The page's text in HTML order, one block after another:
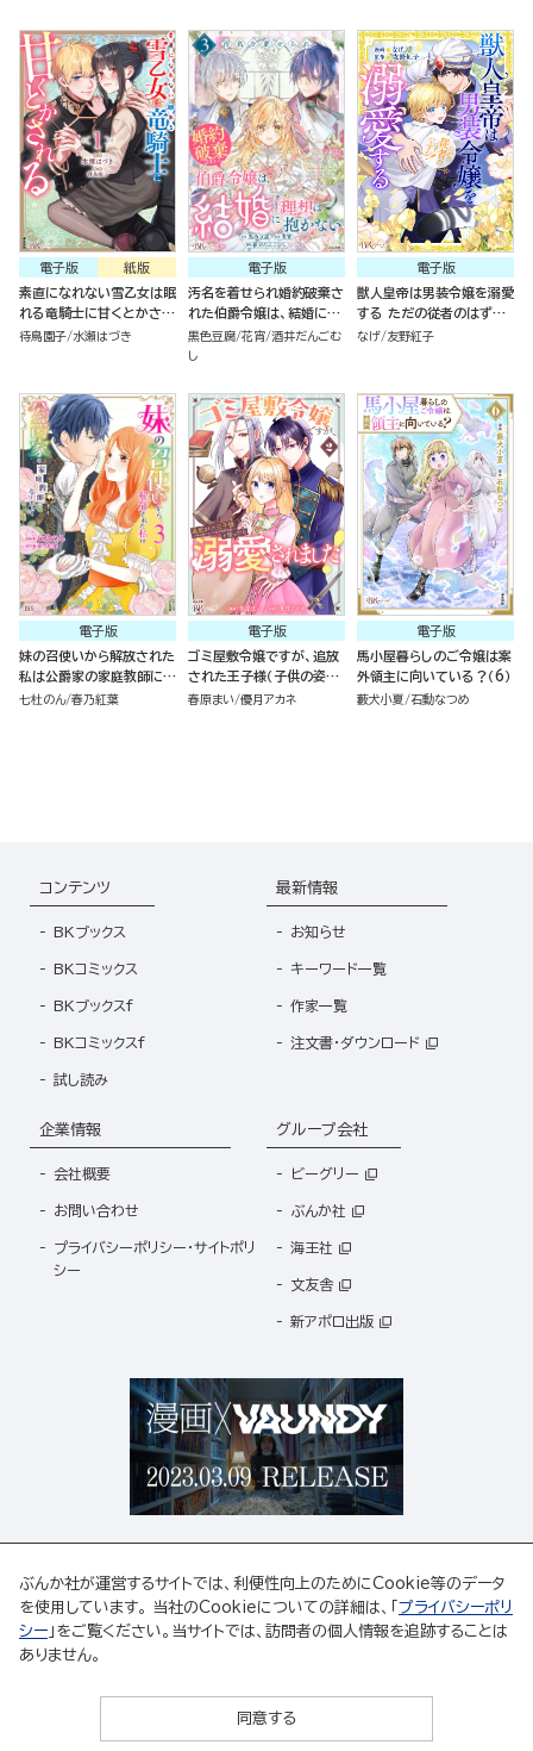
ク版 （2）
紙版
電子版
素直になれない雪乙女は眠
れる竜騎士に甘くとかされ
る（１）
待鳥園子 水瀬はづき
電子版
汚名を着せられ婚約破棄さ
れた伯爵令嬢は、結婚に理
想は抱かないコミック版
（3）
黒色豆腐 花宵 酒井だんごむ
し
電子版
獣人皇帝は男装令嬢を溺愛
する ただの従者のはずで
すが！ コミック版（分冊版）
なげ 友野紅子
電子版
妹の召使いから解放された
私は公爵家の家庭教師にな
りまして コミック版 （3）
七杜のん 春乃紅葉
電子版
ゴミ屋敷令嬢ですが、追放
された王子様（子供の姿に
された超有能魔法使い）を
春原まい 優月アカネ
電子版
馬小屋暮らしのご令嬢は案
外領主に向いている？（6）
藪犬小夏 石動なつめ
コンテンツ
BKブックス
BKコミックス
BKブックスf
BKコミックスf
試し読み
最新情報
お知らせ
キーワード一覧
作家一覧
注文書・ダウンロード
企業情報
会社概要
お問い合わせ
プライバシーポリシー・サイトポリ
シー
グループ会社
ビーグリー
ぶんか社
海王社
文友舎
新アポロ出版
ABJマークは、この電子書店・電子書籍配信サービスが、著作権者からコンテンツ使用許諾を
得た正規版配信サービスであることを示す登録商標(登録番号 第6091713号)です。
https://aebs.or.jp/
ぶんか社が運営するサイトでは、利便性向上のためにCookie等のデータ
を使用しています。 当社のCookieについての詳細は、「 プライバシーポリ
シー 」をご覧ください。当サイトでは、訪問者の個人情報を追跡することは
ありません。
同意する